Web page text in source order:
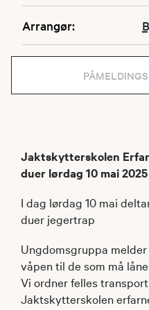
Arrangør:
Jaktskytterskolen
duer lørdag 10 mai 2025
I dag lørdag 10 mai
duer jegertrap
Ungdomsgruppa
våpen til de som må
Vi ordner felles
Jaktskytterskolen